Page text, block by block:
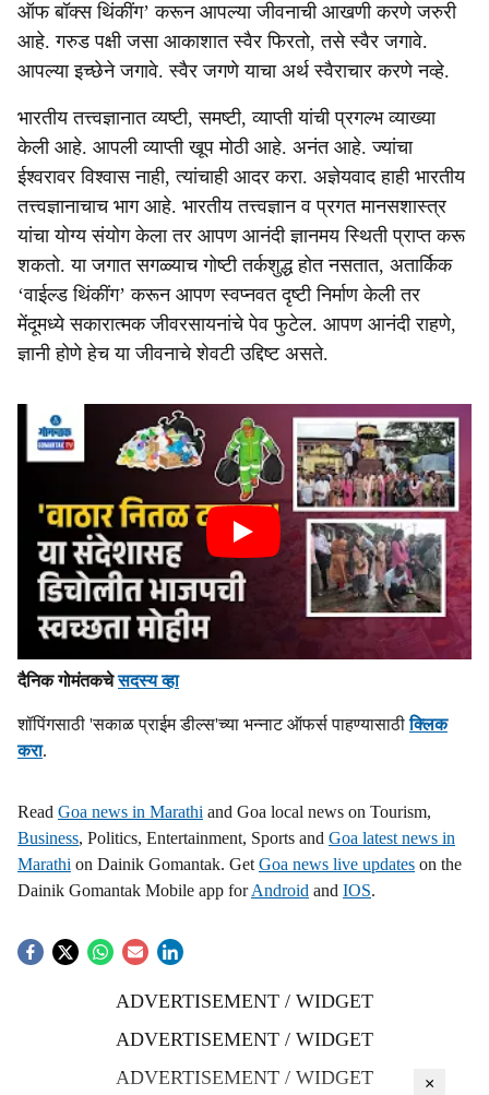
ऑफ बॉक्स थिंकींग’ करून आपल्या जीवनाची आखणी करणे जरुरी
आहे. गरुड पक्षी जसा आकाशात स्वैर फिरतो, तसे स्वैर जगावे.
आपल्या इच्छेने जगावे. स्वैर जगणे याचा अर्थ स्वैराचार करणे नव्हे.
भारतीय तत्त्वज्ञानात व्यष्टी, समष्टी, व्याप्ती यांची प्रगल्भ व्याख्या
केली आहे. आपली व्याप्ती खूप मोठी आहे. अनंत आहे. ज्यांचा
ईश्वरावर विश्वास नाही, त्यांचाही आदर करा. अज्ञेयवाद हाही भारतीय
तत्त्वज्ञानाचाच भाग आहे. भारतीय तत्त्वज्ञान व प्रगत मानसशास्त्र
यांचा योग्य संयोग केला तर आपण आनंदी ज्ञानमय स्थिती प्राप्त करू
शकतो. या जगात सगळ्याच गोष्टी तर्कशुद्ध होत नसतात, अतार्किक
‘वाईल्ड थिंकींग’ करून आपण स्वप्नवत दृष्टी निर्माण केली तर
मेंदूमध्ये सकारात्मक जीवरसायनांचे पेव फुटेल. आपण आनंदी राहणे,
ज्ञानी होणे हेच या जीवनाचे शेवटी उद्दिष्ट असते.
दैनिक गोमंतकचेसदस्य व्हा
शॉपिंगसाठी 'सकाळ प्राईम डील्स'च्या भन्नाट ऑफर्स पाहण्यासाठीक्लिक
करा.
Read Goa news in Marathi and Goa local news on Tourism,
Business, Politics, Entertainment, Sports and Goa latest news in
Marathi on Dainik Gomantak. Get Goa news live updates on the
Dainik Gomantak Mobile app forAndroid and IOS.
ADVERTISEMENT / WIDGET
ADVERTISEMENT / WIDGET
ADVERTISEMENT / WIDGET
×